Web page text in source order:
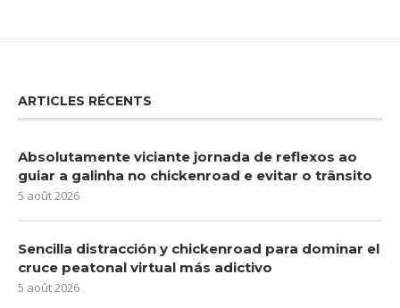
ARTICLES RÉCENTS
Absolutamente viciante jornada de reflexos ao
guiar a galinha no chickenroad e evitar o trânsito
5 août 2026
Sencilla distracción y chickenroad para dominar el
cruce peatonal virtual más adictivo
5 août 2026